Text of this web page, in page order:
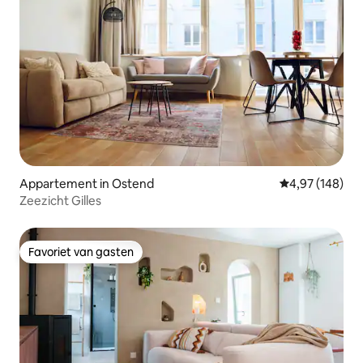
Appartement in Ostend Gemiddelde
4,97 (148)
Zeezicht Gilles
Favoriet van gasten
Favoriet van gasten